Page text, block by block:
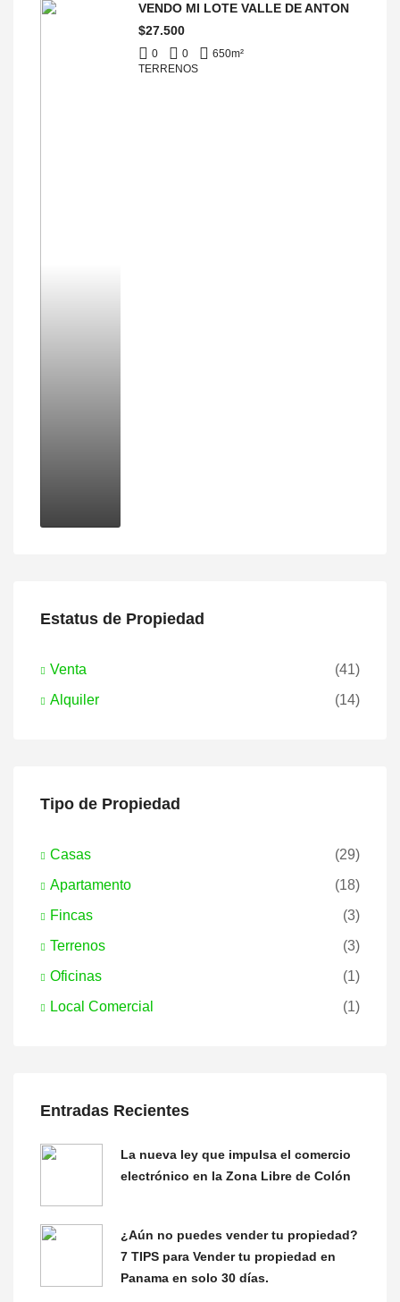
VENDO MI LOTE VALLE DE ANTON
$27.500
0 0 650m²
TERRENOS
Estatus de Propiedad
Venta
(41)
Alquiler
(14)
Tipo de Propiedad
Casas
(29)
Apartamento
(18)
Fincas
(3)
Terrenos
(3)
Oficinas
(1)
Local Comercial
(1)
Entradas Recientes
La nueva ley que impulsa el comercio
electrónico en la Zona Libre de Colón
¿Aún no puedes vender tu propiedad?
7 TIPS para Vender tu propiedad en
Panama en solo 30 días.